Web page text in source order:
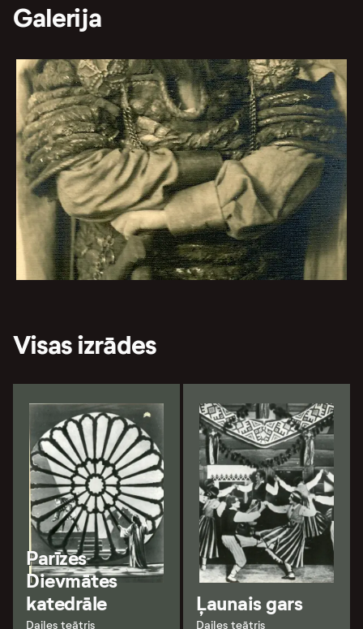
Galerija
Visas izrādes
Parīzes
Dievmātes
katedrāle
Dailes teātris
Ļaunais gars
Dailes teātris